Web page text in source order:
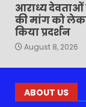
आराध्य देवताओं
की मांग को
किया प्रदर्शन
August 8, 2026
ABOUT US